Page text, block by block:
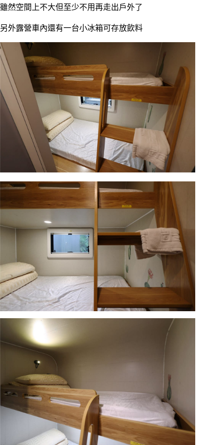
雖然空間上不大但至少不用再走出戶外了
另外露營車內還有一台小冰箱可存放飲料